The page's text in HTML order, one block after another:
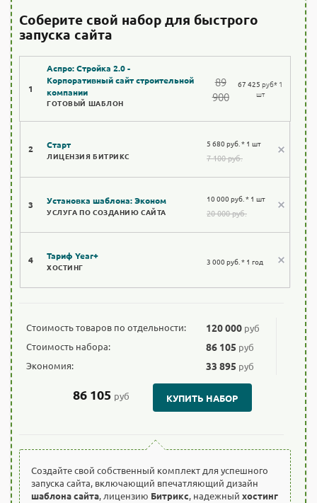
Соберите свой набор для быстрого
запуска сайта
1
Аспро: Стройка 2.0 -
Корпоративный сайт строительной
компании
ГОТОВЫЙ ШАБЛОН
89
900
67 425руб* 1
шт
2 Старт
ЛИЦЕНЗИЯ БИТРИКС
5 680 руб. * 1 шт
7 100 руб.
3 Установка шаблона: Эконом
УСЛУГА ПО СОЗДАНИЮ САЙТА
10 000 руб. * 1 шт
20 000 руб.
4 Тариф Year+
ХОСТИНГ
3 000 руб. * 1 год
Стоимость товаров по отдельности: 120 000 руб
Стоимость набора:
86 105 руб
Экономия:
33 895 руб
86 105 руб КУПИТЬ НАБОР
Создайте свой собственный комплект для успешного
запуска сайта, включающий впечатляющий дизайн
шаблона сайта, лицензию Битрикс, надежный хостинг